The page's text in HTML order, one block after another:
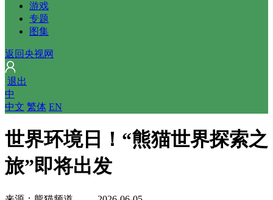
游戏
专题
图集
返回央视网
退出
中
中文 繁体 EN
世界环境日！“熊猫世界探索之
旅”即将出发